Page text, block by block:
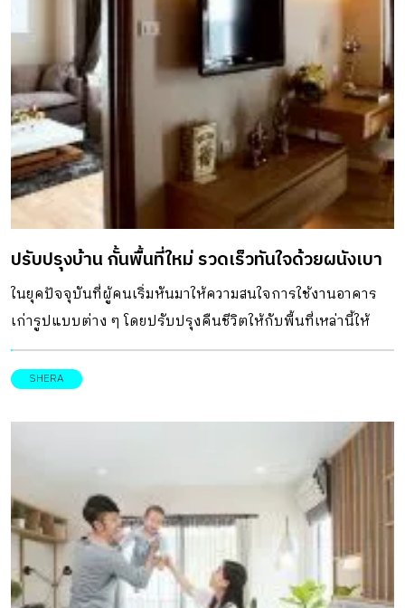
ปรับปรุงบ้าน กั้นพื้นที่ใหม่ รวดเร็วทันใจด้วยผนังเบา
ในยุคปัจจุบันที่ผู้คนเริ่มหันมาให้ความสนใจการใช้งานอาคาร
เก่ารูปแบบต่าง ๆ โดยปรับปรุงคืนชีวิตให้กับพื้นที่เหล่านี้ให้
กลายเป็นทั้งที่อยู่อาศัย ร้านกาแฟ ร้านค้า และโฮสเทล ผนังเบา
จึงมีบทบาทในการนำมาใช้ในงานออกแบบกั้นส่วนพื้นที่ให้ใช้
มากขึ้น ด้วยคุณสมบัติที่ติดตั้งได้รวดเร็ว มีน้ำหนักเบาจึงไม่
รบกวนโครงสร้างเหมาะสำหรับงานรีโนเวท หรือผู้ที่ต้องการ
ปรับเปลี่ยนพื้นที่ใช้งานในบ้าน การใช้งานผนังเบามีข้อดีอย่างไร
ผู้เชี่ยวชาญจากเฌอร่า คุณศิธา วอนขอพร ผู้จัดการผลิตภัณฑ์
Shera Board จะมาอธิบายถึงบทบาทการใช้งานผนังเบาสำหรับ
บ้านยุคใหม่ว่าตอบโจทย์การใช้งานได้ดีกว่าผนังรูปแบบเดิม
อย่างไรบ้าง “ผนังเบาคือการติดตั้งระบบแห้ง ข้อดีคือความ
SHERA